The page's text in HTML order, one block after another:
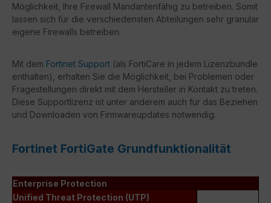
Möglichkeit, Ihre Firewall Mandantenfähig zu betreiben. Somit
lassen sich für die verschiedensten Abteilungen sehr granular
eigene Firewalls betreiben.
Mit dem Fortinet Support (als FortiCare in jedem Lizenzbundle
enthalten), erhalten Sie die Möglichkeit, bei Problemen oder
Fragestellungen direkt mit dem Hersteller in Kontakt zu treten.
Diese Supportlizenz ist unter anderem auch für das Beziehen
und Downloaden von Firmwareupdates notwendig.
Fortinet FortiGate Grundfunktionalität
Enterprise Protection
Unified Threat Protection (UTP)